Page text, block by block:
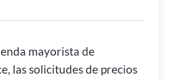
mayorista de
las solicitudes de precios